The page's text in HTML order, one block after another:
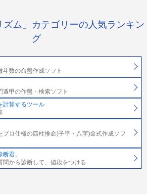
ズム」カテゴリーの人気ランキン
グ
斗数の命盤作成ソフト
甲の作盤・検索ソフト
計算するツール
プロ仕様の四柱推命(子平・八字)命式作成ソフ
君」
問から診断して、値段をつける